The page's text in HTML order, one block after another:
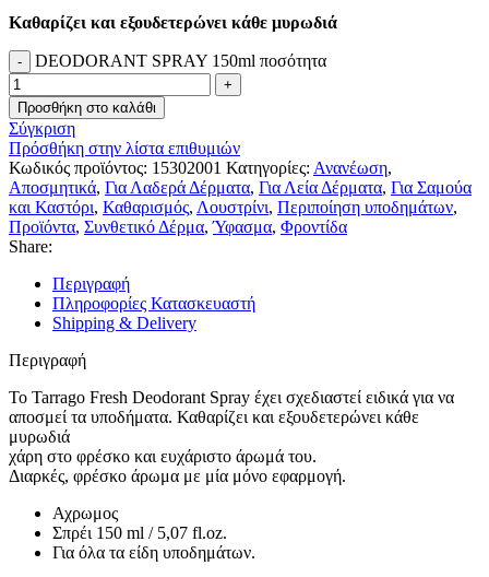
Καθαρίζει και εξουδετερώνει κάθε μυρωδιά
DEODORANT SPRAY 150ml ποσότητα
Προσθήκη στο καλάθι
Σύγκριση
Πρόσθήκη στην λίστα επιθυμιών
Κωδικός προϊόντος: 15302001 Κατηγορίες: Ανανέωση,
Αποσμητικά, Για Λαδερά Δέρματα, Για Λεία Δέρματα, Για Σαμούα
και Καστόρι, Καθαρισμός, Λουστρίνι, Περιποίηση υποδημάτων,
Προϊόντα, Συνθετικό Δέρμα, Ύφασμα, Φροντίδα
Share:
Περιγραφή
Πληροφορίες Κατασκευαστή
Shipping & Delivery
Περιγραφή
Το Tarrago Fresh Deodorant Spray έχει σχεδιαστεί ειδικά για να
αποσμεί τα υποδήματα. Καθαρίζει και εξουδετερώνει κάθε
μυρωδιά
χάρη στο φρέσκο και ευχάριστο άρωμά του.
Διαρκές, φρέσκο άρωμα με μία μόνο εφαρμογή.
Αχρωμος
Σπρέι 150 ml / 5,07 fl.oz.
Για όλα τα είδη υποδημάτων.